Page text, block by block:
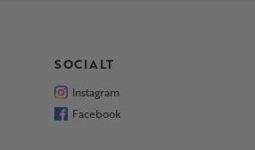
SOCIALT
Instagram
Facebook